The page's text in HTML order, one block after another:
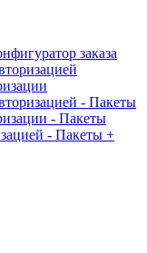
заказа
- Пакеты
- Пакеты
- Пакеты +